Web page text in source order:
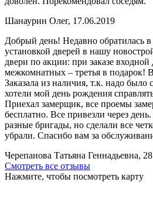
Шанаурин Олег, 17.06.2019
Добрый день! Недавно обратилась в
установкой дверей в нашу
двери по акции: при заказе
межкомнатных – третья в подарок!
Заказала из наличия, т.к. надо было
хотели мой день рождения
Приехал замерщик, все проемы
бесплатно. Все привезли через
разные бригады, но сделали все
убрали. Спасибо вам за
Черепанова Татьяна Геннадьевна,
Смотреть все отзывы
Нажмите, чтобы посмотреть карту